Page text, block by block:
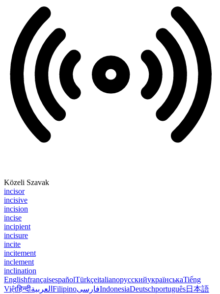
Közeli Szavak
incisor
incisive
incision
incise
incipient
incisure
incite
incitement
inclement
inclination
EnglishfrançaisespañolTürkçeitalianoрусскийукраїнськаTiếng
Việtहिन्दीالعربية FilipinoفارسیIndonesiaDeutschportuguês日本語